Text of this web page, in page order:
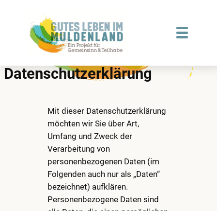
springen
Datenschutzerklärung
Mit dieser Datenschutzerklärung
möchten wir Sie über Art,
Umfang und Zweck der
Verarbeitung von
personenbezogenen Daten (im
Folgenden auch nur als „Daten“
bezeichnet) aufklären.
Personenbezogene Daten sind